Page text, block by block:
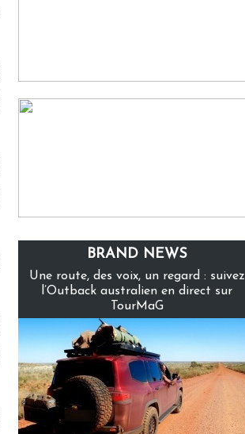
BRAND NEWS
Une route, des voix, un regard : suivez
l’Outback australien en direct sur
TourMaG